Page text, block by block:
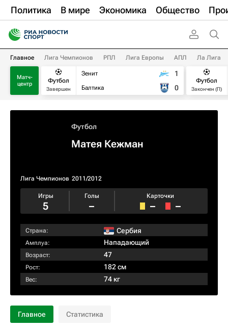
Политика В мире Экономика Общество
Главное Лига Чемпионов РПЛ Лига Европы АПЛ Ла Лига
Матч-
центр
Футбол
Завершен
Зенит
Балтика
1
0
Футбол
Закончен (П)
Футбол
Матея Кежман
Лига Чемпионов 2011/2012
Игры
5
Голы
–
Карточки
– –
Страна: Сербия
Амплуа: Нападающий
Возраст: 47
Рост: 182 см
Вес: 74 кг
Главное Статистика